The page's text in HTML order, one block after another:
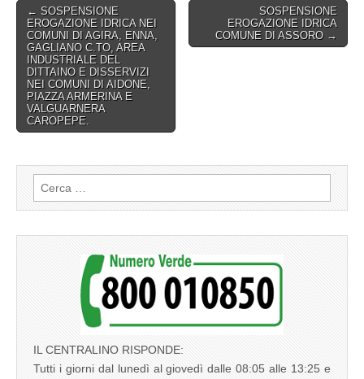
Post
navigation
← SOSPENSIONE
EROGAZIONE IDRICA NEI
COMUNI DI AGIRA, ENNA,
GAGLIANO C.TO, AREA
INDUSTRIALE DEL
DITTAINO E DISSERVIZI
NEI COMUNI DI AIDONE,
PIAZZA ARMERINA E
VALGUARNERA
CAROPEPE.
SOSPENSIONE
EROGAZIONE IDRICA
COMUNE DI ASSORO →
Ricerca
per:
IL CENTRALINO RISPONDE:
Tutti i giorni dal lunedì al giovedì dalle 08:05 alle 13:25 e